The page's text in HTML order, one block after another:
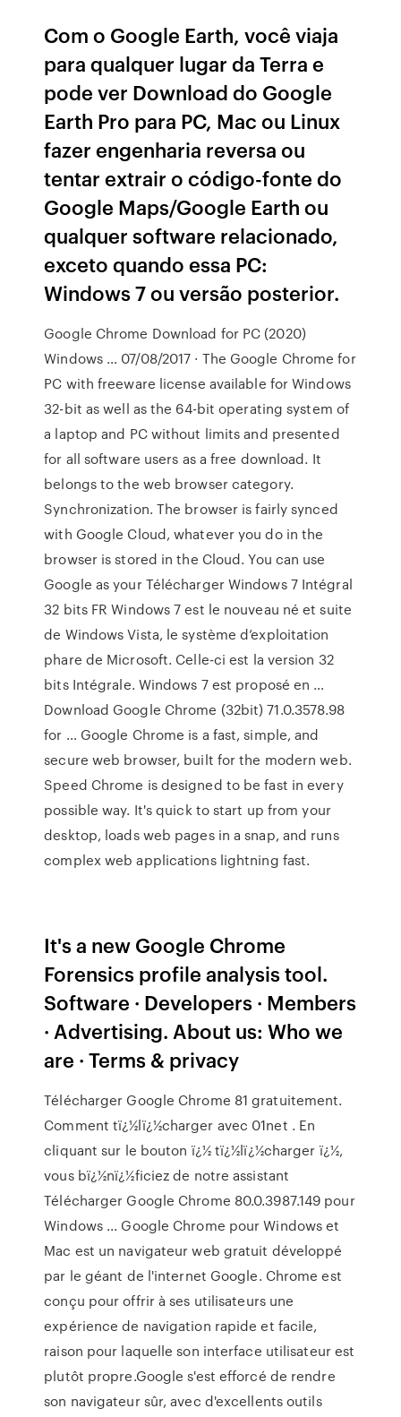
Com o Google Earth, você viaja
para qualquer lugar da Terra e
pode ver Download do Google
Earth Pro para PC, Mac ou Linux
fazer engenharia reversa ou
tentar extrair o código-fonte do
Google Maps/Google Earth ou
qualquer software relacionado,
exceto quando essa PC:
Windows 7 ou versão posterior.
Google Chrome Download for PC (2020)
Windows … 07/08/2017 · The Google Chrome for
PC with freeware license available for Windows
32-bit as well as the 64-bit operating system of
a laptop and PC without limits and presented
for all software users as a free download. It
belongs to the web browser category.
Synchronization. The browser is fairly synced
with Google Cloud, whatever you do in the
browser is stored in the Cloud. You can use
Google as your Télécharger Windows 7 Intégral
32 bits FR Windows 7 est le nouveau né et suite
de Windows Vista, le système d’exploitation
phare de Microsoft. Celle-ci est la version 32
bits Intégrale. Windows 7 est proposé en …
Download Google Chrome (32bit) 71.0.3578.98
for … Google Chrome is a fast, simple, and
secure web browser, built for the modern web.
Speed Chrome is designed to be fast in every
possible way. It's quick to start up from your
desktop, loads web pages in a snap, and runs
complex web applications lightning fast.
It's a new Google Chrome
Forensics profile analysis tool.
Software · Developers · Members
· Advertising. About us: Who we
are · Terms & privacy
Télécharger Google Chrome 81 gratuitement.
Comment tï¿½lï¿½charger avec 01net . En
cliquant sur le bouton ï¿½ tï¿½lï¿½charger ï¿½,
vous bï¿½nï¿½ficiez de notre assistant
Télécharger Google Chrome 80.0.3987.149 pour
Windows ... Google Chrome pour Windows et
Mac est un navigateur web gratuit développé
par le géant de l'internet Google. Chrome est
conçu pour offrir à ses utilisateurs une
expérience de navigation rapide et facile,
raison pour laquelle son interface utilisateur est
plutôt propre.Google s'est efforcé de rendre
son navigateur sûr, avec d'excellents outils